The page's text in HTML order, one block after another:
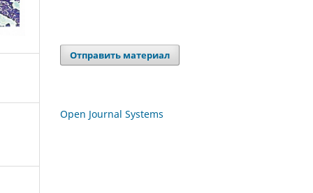
Отправить материал
Open Journal Systems